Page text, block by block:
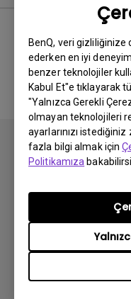
BenQ, veri gizliliğinize
ederken en iyi
benzer teknolojiler
Kabul Et"e tıklayarak
"Yalnızca Gerekli
olmayan teknolojileri
ayarlarınızı
fazla bilgi almak için
Politikamıza
İlgili El
Abone olun